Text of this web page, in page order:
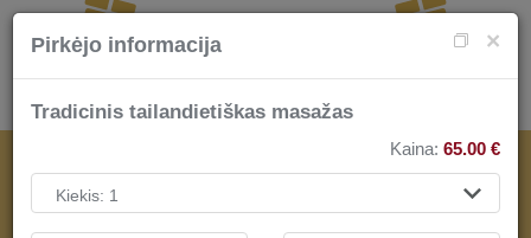
SPA PASLAUGOMS
×
Pirkėjo informacija
Tradicinis tailandietiškas masažas
Kaina: 65.00 €